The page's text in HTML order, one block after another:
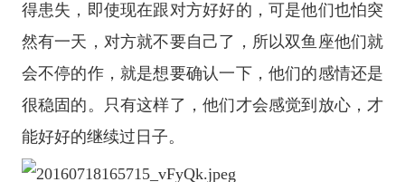
得患失，即使现在跟对方好好的，可是他们也怕突
然有一天，对方就不要自己了，所以双鱼座他们就
会不停的作，就是想要确认一下，他们的感情还是
很稳固的。只有这样了，他们才会感觉到放心，才
能好好的继续过日子。